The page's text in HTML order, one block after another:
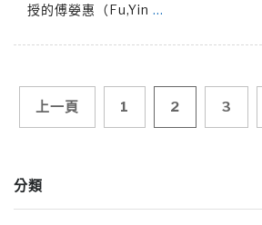
授的傅嫈惠（Fu,Yin …
文
導
上一頁 1 2 3
分類